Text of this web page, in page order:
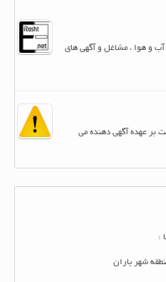
هوا ، مشاغل و آگهی های
عهده آگهی دهنده می
شهر یاران